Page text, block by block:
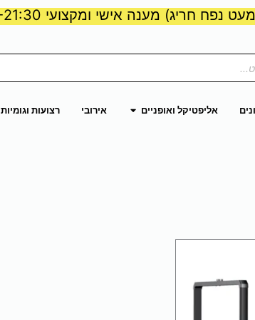
נפח חריג) מענה אישי ומקצועי 9:00-21:30 / טלפון:
וכוחאליפטיקל ואופניים פתח אליפטיקל ואופניים
אירובי רצועות וגומיות